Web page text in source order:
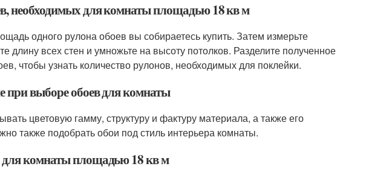
необходимых для комнаты площадью 18 кв м
одного рулона обоев вы собираетесь купить. Затем измерьте
длину всех стен и умножьте на высоту потолков. Разделите полученное
чтобы узнать количество рулонов, необходимых для поклейки.
при выборе обоев для комнаты
цветовую гамму, структуру и фактуру материала, а также его
также подобрать обои под стиль интерьера комнаты.
комнаты площадью 18 кв м